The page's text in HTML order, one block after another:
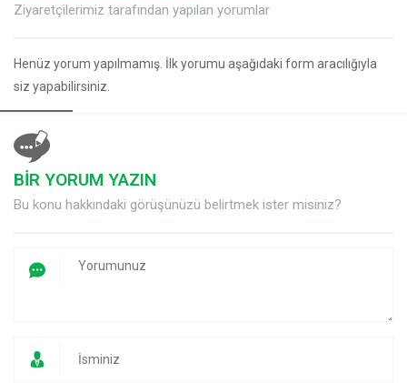
Ziyaretçilerimiz tarafından yapılan yorumlar
Henüz yorum yapılmamış. İlk yorumu aşağıdaki form aracılığıyla
siz yapabilirsiniz.
BİR YORUM YAZIN
Bu konu hakkındaki görüşünüzü belirtmek ister misiniz?